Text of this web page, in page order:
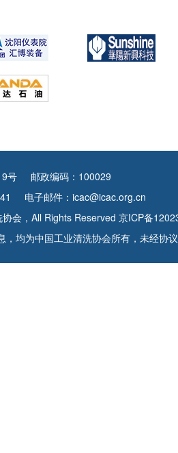
号
邮政编码：100029
电子邮件：icac@icac.org.cn
会，All Rights Reserved 京ICP备
，均为中国工业清洗协会所有，未经协